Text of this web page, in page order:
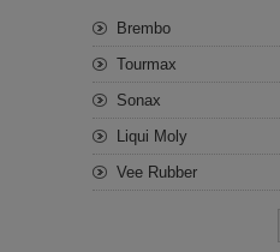
Brembo
Tourmax
Sonax
Liqui Moly
Vee Rubber